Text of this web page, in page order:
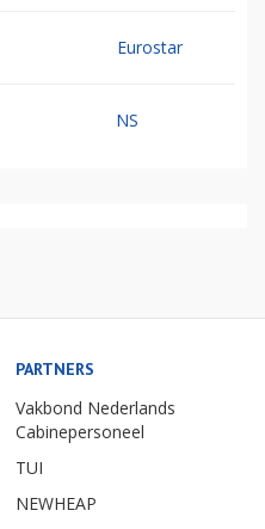
Eurostar
NS
PARTNERS
Vakbond Nederlands
Cabinepersoneel
TUI
NEWHEAP